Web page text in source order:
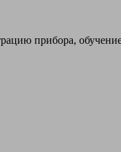
прибора,